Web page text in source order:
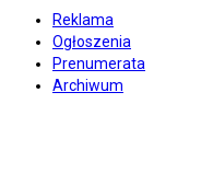
Reklama
Ogłoszenia
Prenumerata
Archiwum